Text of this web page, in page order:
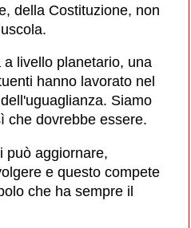
della Costituzione, non
livello planetario, una
hanno lavorato nel
Siamo
che dovrebbe essere.
può aggiornare,
e questo compete
che ha sempre il